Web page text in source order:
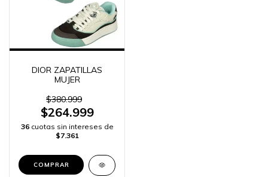
DIOR ZAPATILLAS
MUJER
$380.999
$264.999
36 cuotas sin intereses de
$7.361
COMPRAR